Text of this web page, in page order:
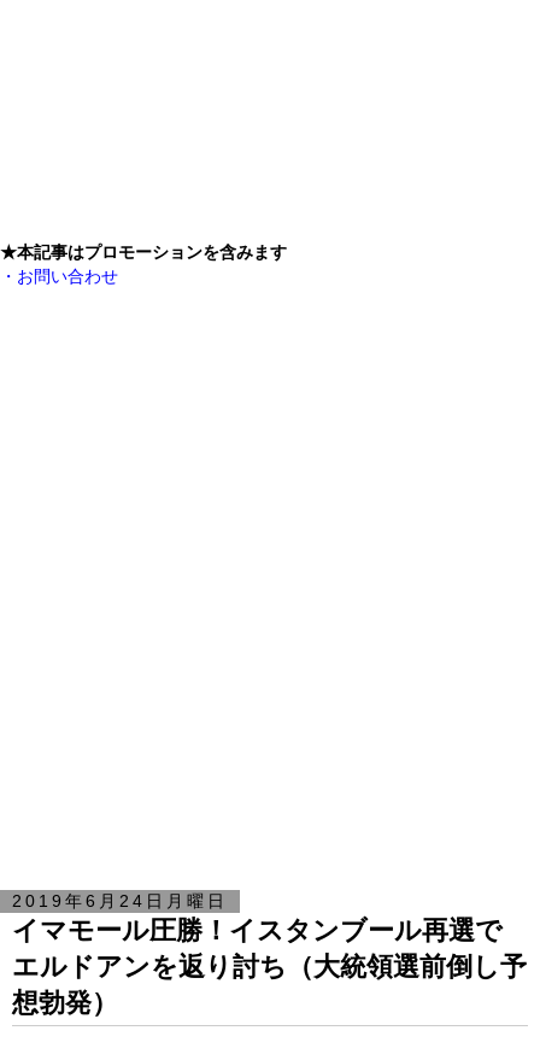
★本記事はプロモーションを含みます
・お問い合わせ
2019年6月24日月曜日
イマモール圧勝！イスタンブール再選で
エルドアンを返り討ち（大統領選前倒し予
想勃発）